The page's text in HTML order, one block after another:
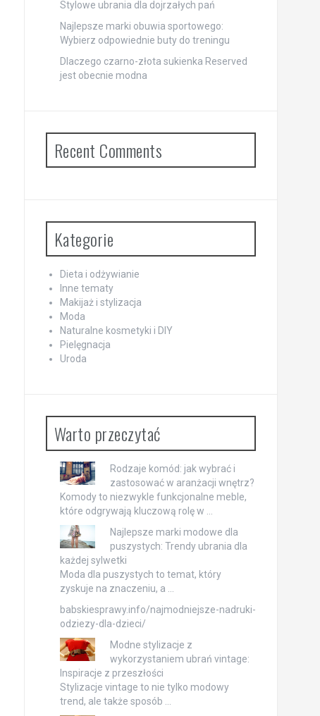
Stylowe ubrania dla dojrzałych pań
Najlepsze marki obuwia sportowego:
Wybierz odpowiednie buty do treningu
Dlaczego czarno-złota sukienka Reserved
jest obecnie modna
Recent Comments
Kategorie
Dieta i odżywianie
Inne tematy
Makijaż i stylizacja
Moda
Naturalne kosmetyki i DIY
Pielęgnacja
Uroda
Warto przeczytać
Rodzaje komód: jak wybrać i
zastosować w aranżacji wnętrz?
Komody to niezwykle funkcjonalne meble,
które odgrywają kluczową rolę w …
Najlepsze marki modowe dla
puszystych: Trendy ubrania dla
każdej sylwetki
Moda dla puszystych to temat, który
zyskuje na znaczeniu, a …
babskiesprawy.info/najmodniejsze-nadruki-
odziezy-dla-dzieci/
Modne stylizacje z
wykorzystaniem ubrań vintage:
Inspiracje z przeszłości
Stylizacje vintage to nie tylko modowy
trend, ale także sposób …